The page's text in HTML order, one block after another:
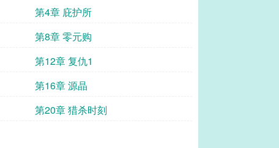
第4章 庇护所
第8章 零元购
第12章 复仇1
第16章 源晶
第20章 猎杀时刻